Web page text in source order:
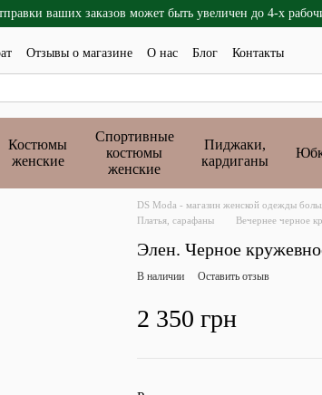
ваших заказов может быть увеличен до 4-х
Отзывы о магазине О нас Блог
Контакты
Костюмы
женские
Спортивные
костюмы
женские
Пиджаки,
кардиганы
DS Moda - магазин женской одежды
Платья, сарафаны
Вечернее черное
Элен. Черное
В наличии Оставить отзыв
2 350 грн